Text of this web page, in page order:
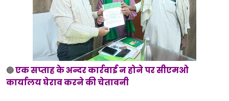
🔵एक सप्ताह के अन्दर कार्रवाई न होने पर सीएमओ
कार्यालय घेराव करने की चेतावनी